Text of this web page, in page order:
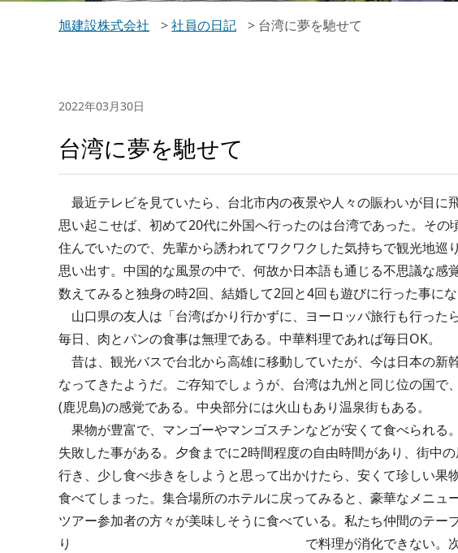
旭建設株式会社 >社員の日記 > 台湾に夢を馳せて
2022年03月30日
台湾に夢を馳せて
最近テレビを見ていたら、台北市内の夜景や人々の賑わいが目に
思い起こせば、初めて20代に外国へ行ったのは台湾であった。その
住んでいたので、先輩から誘われてワクワクした気持ちで観光地巡
思い出す。中国的な風景の中で、何故か日本語も通じる不思議な感
数えてみると独身の時2回、結婚して2回と4回も遊びに行った事にな
山口県の友人は「台湾ばかり行かずに、ヨーロッパ旅行も行った
毎日、肉とパンの食事は無理である。中華料理であれば毎日OK。
昔は、観光バスで台北から高雄に移動していたが、今は日本の新
なってきたようだ。ご存知でしょうが、台湾は九州と同じ位の国で
(鹿児島)の感覚である。中央部分には火山もあり温泉街もある。
果物が豊富で、マンゴーやマンゴスチンなどが安くて食べられる
失敗した事がある。夕食までに2時間程度の自由時間があり、街中
行き、少し食べ歩きをしようと思って出かけたら、安くて珍しい果
食べてしまった。集合場所のホテルに戻ってみると、豪華なメニュ
ツアー参加者の方々が美味しそうに食べている。私たち仲間のテー
り で料理が消化できない。次々と料理が運